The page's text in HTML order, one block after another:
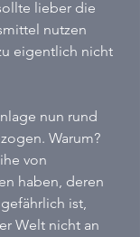
lieber die
nutzen
eigentlich nicht
nun rund
Warum?
von
haben, deren
ist,
Welt nicht an